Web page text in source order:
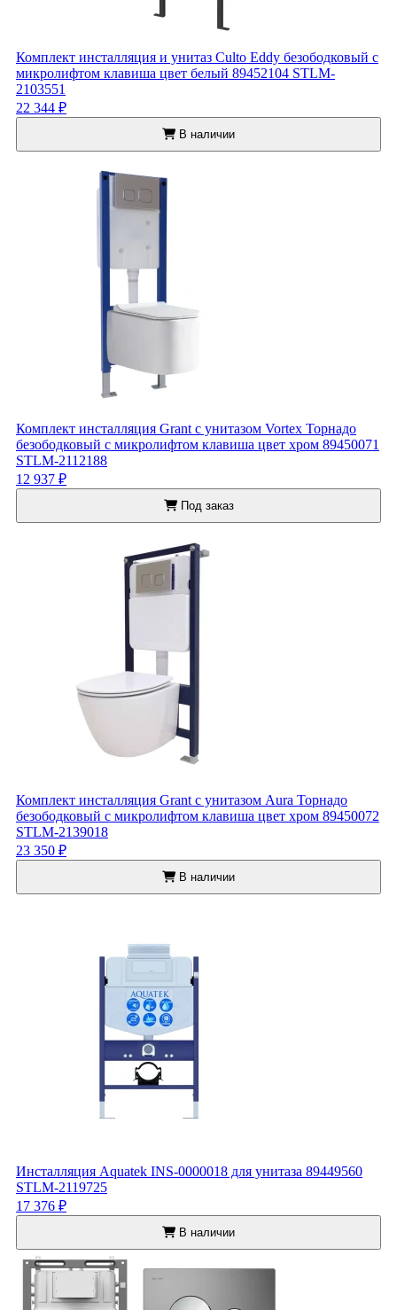
Комплект инсталляция и унитаз Culto Eddy безободковый с
микролифтом клавиша цвет белый 89452104 STLM-
2103551
22 344 ₽
В наличии
Комплект инсталляция Grant с унитазом Vortex Торнадо
безободковый с микролифтом клавиша цвет хром 89450071
STLM-2112188
12 937 ₽
Под заказ
Комплект инсталляция Grant с унитазом Aura Торнадо
безободковый с микролифтом клавиша цвет хром 89450072
STLM-2139018
23 350 ₽
В наличии
Инсталляция Aquatek INS-0000018 для унитаза 89449560
STLM-2119725
17 376 ₽
В наличии